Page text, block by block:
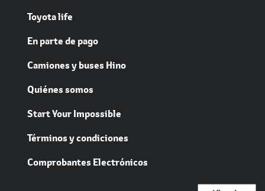
Toyota life
En parte de pago
Camiones y buses Hino
Quiénes somos
Start Your Impossible
Términos y condiciones
Comprobantes Electrónicos